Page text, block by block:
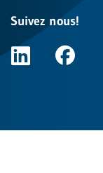
Suivez nous!